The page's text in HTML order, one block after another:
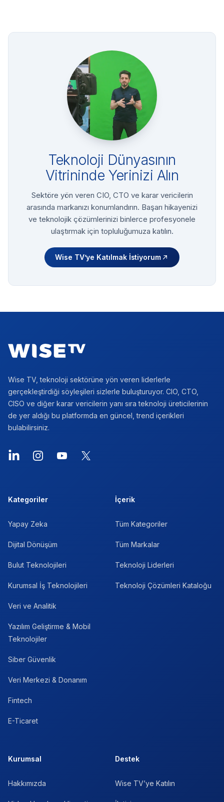
Teknoloji Dünyasının
Vitrininde Yerinizi Alın
Sektöre yön veren CIO, CTO ve karar vericilerin
arasında markanızı konumlandırın. Başarı hikayenizi
ve teknolojik çözümlerinizi binlerce profesyonele
ulaştırmak için topluluğumuza katılın.
Wise TV’ye Katılmak İstiyorum
Wise TV, teknoloji sektörüne yön veren liderlerle
gerçekleştirdiği söyleşileri sizlerle buluşturuyor. CIO, CTO,
CISO ve diğer karar vericilerin yanı sıra teknoloji üreticilerinin
de yer aldığı bu platformda en güncel, trend içerikleri
bulabilirsiniz.
LinkedInInstagramYouTube
X
Kategoriler
Yapay Zeka
Dijital Dönüşüm
Bulut Teknolojileri
Kurumsal İş Teknolojileri
Veri ve Analitik
Yazılım Geliştirme & Mobil
Teknolojiler
Siber Güvenlik
Veri Merkezi & Donanım
Fintech
E-Ticaret
İçerik
Tüm Kategoriler
Tüm Markalar
Teknoloji Liderleri
Teknoloji Çözümleri Kataloğu
Kurumsal
Hakkımızda
Destek
Wise TV’ye Katılın